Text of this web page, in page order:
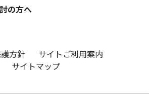
の方へ
方針
サイトご利用案内
サイトマップ